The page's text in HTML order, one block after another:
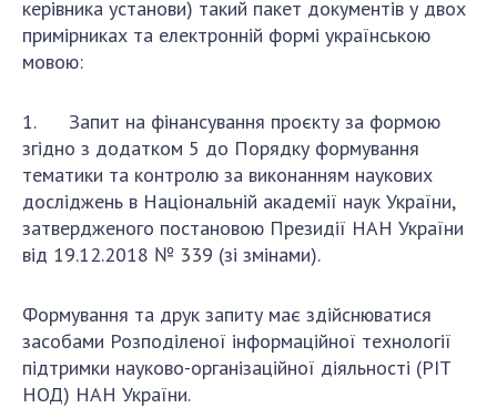
керівника установи) такий пакет документів у двох
примірниках та електронній формі українською
мовою:
1. Запит на фінансування проєкту за формою
згідно з додатком 5 до Порядку формування
тематики та контролю за виконанням наукових
досліджень в Національній академії наук України,
затвердженого постановою Президії НАН України
від 19.12.2018 № 339 (зі змінами).
Формування та друк запиту має здійснюватися
засобами Розподіленої інформаційної технології
підтримки науково-організаційної діяльності (РІТ
НОД) НАН України.